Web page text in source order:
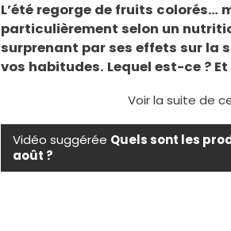
L’été regorge de fruits colorés…
particulièrement selon un
surprenant par ses effets sur la
vos habitudes. Lequel est-ce ?
Voir la suite de
Vidéo suggérée Quels sont les
août ?